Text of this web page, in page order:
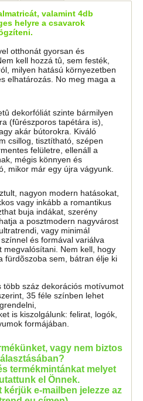
valamint 4db
helyre a csavarok
otthonát gyorsan és
kell hozzá tû, sem festék,
milyen hatású környezetben
elhatározás. No meg maga a
dekorfóliát szinte bármilyen
(fûrészporos tapétára is),
akár bútorokra. Kiváló
csillog, tisztítható, szépen
felületre, ellenáll a
mégis könnyen és
mikor már egy újra vágyunk.
nagyon modern hatásokat,
vagy inkább a romantikus
buja indákat, szerény
a posztmodern nagyvárost
vagy minimál
és formával variálva
megvalósítani. Nem kell, hogy
fürdõszoba sem, bátran élje ki
több száz dekorációs motívumot
35 féle színben lehet
is kiszolgálunk: felirat, logók,
formájában.
vagy nem biztos
termékmintánkat melyet
el Önnek.
e-mailben jelezze az